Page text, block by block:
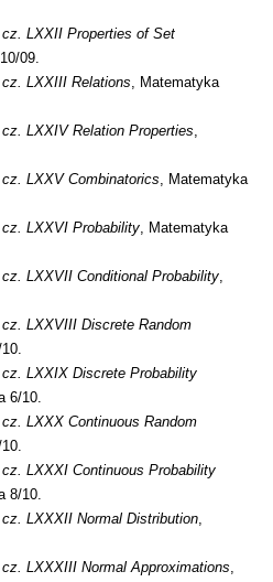
cz. LXXII Properties of Set
09.
LXXIII Relations, Matematyka
LXXIV Relation Properties,
LXXV Combinatorics, Matematyka
cz. LXXVI Probability, Matematyka
LXXVII Conditional Probability,
LXXVIII Discrete Random
cz. LXXIX Discrete Probability
6/10.
LXXX Continuous Random
LXXXI Continuous Probability
8/10.
LXXXII Normal Distribution,
LXXXIII Normal Approximations,